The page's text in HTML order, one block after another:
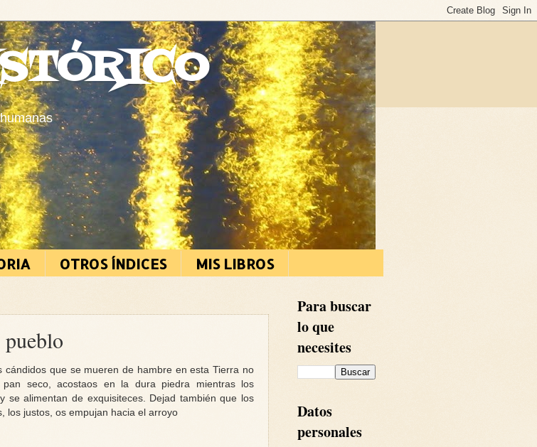
OTROS ÍNDICES MIS LIBROS
que se mueren de hambre en esta Tierra no
seco, acostaos en la dura piedra mientras los
se alimentan de exquisiteces. Dejad también que los
los justos, os empujan hacia el arroyo
Para buscar
lo que
necesites
Datos
personales